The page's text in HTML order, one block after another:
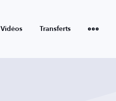
Vidéos Transferts